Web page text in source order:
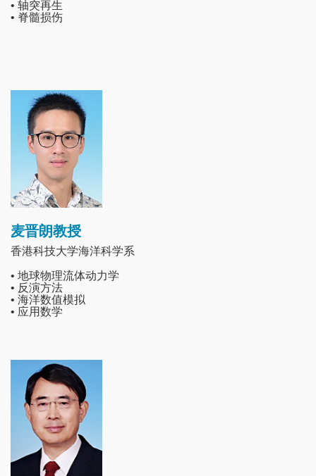
• 轴突再生
• 脊髓损伤
Image
麦晋朗教授
香港科技大学海洋科学系
• 地球物理流体动力学
• 反演方法
• 海洋数值模拟
• 应用数学
Image